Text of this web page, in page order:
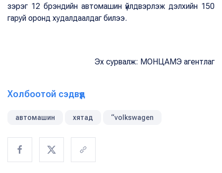
зэрэг 12 брэндийн автомашин үйлдвэрлэж дэлхийн 150
гаруй оронд худалдаалдаг билээ.
Эх сурвалж: МОНЦАМЭ агентлаг
Холбоотой сэдвүүд
автомашин хятад “volkswagen